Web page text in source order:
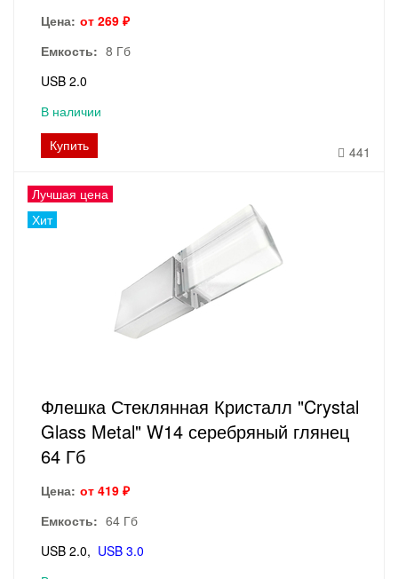
Цена: от 269 ₽
Емкость: 8 Гб
USB 2.0
В наличии
Купить
441
Лучшая цена
Хит
Флешка Стеклянная Кристалл "Crystal
Glass Metal" W14 серебряный глянец
64 Гб
Цена: от 419 ₽
Емкость: 64 Гб
USB 2.0
USB 3.0